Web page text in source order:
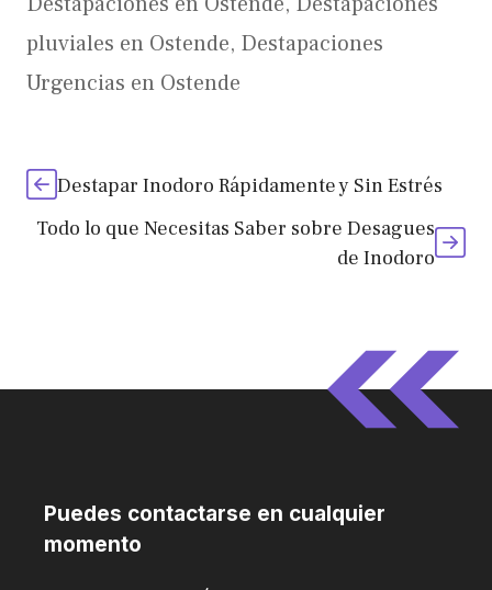
pluviales en Ostende, Destapaciones
Urgencias en Ostende
Destapar Inodoro Rápidamente y Sin Estrés
Todo lo que Necesitas Saber sobre Desagues
de Inodoro
Puedes contactarse en cualquier
momento